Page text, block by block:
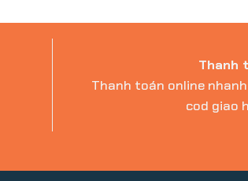
Thanh
Thanh toán online
cod giao